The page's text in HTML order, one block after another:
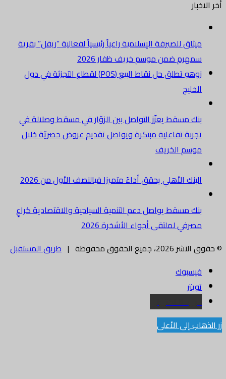
أخر الاخبار
ميثاق للصيرفة الإسلامية راعياً رئيسياً لفعالية “ريفل” بقرية
سمهرم ضمن موسم خريف ظفار 2026
زوهو تطلق حل نقاط البيع (POS) لقطاع التجزئة في دول
الخليج
بنك مسقط يعزّز التواصل بين الزوّار في مسقط وصلالة في
تجربة تفاعلية مبتكرة ويواصل تقديم عروض حصريّة خلال
موسم الخريف
البنك الأهلي يحقق أداءً متميزا فيالنصف الأول من 2026
بنك مسقط يواصل دعم التنمية السياحية والاقتصادية كراعٍ
مصرفي لملتقى أجواء الأشخرة 2026
© حقوق النشر 2026، جميع الحقوق محفوظة |
طريق المستقبل
فيسبوك
تويتر
البريد الالكتروني
زر الذهاب إلى الأعلى